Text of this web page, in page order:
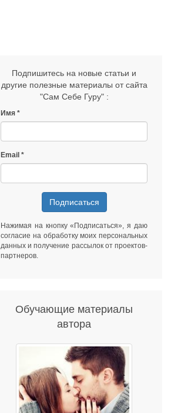
Подпишитесь на новые статьи и
другие полезные материалы от сайта
"Сам Себе Гуру" :
Имя
Email
Подписаться
Нажимая на кнопку «Подписаться», я даю
согласие на обработку моих персональных
данных и получение рассылок от проектов-
партнеров
Обучающие материалы
автора